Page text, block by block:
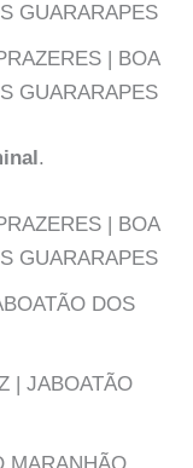
GUARARAPES
| BOA
GUARARAPES
.
| BOA
GUARARAPES
DOS
| JABOATÃO